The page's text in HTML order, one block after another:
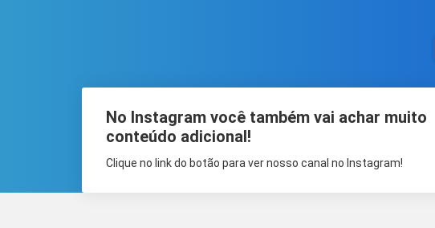
No Instagram você também vai achar muito
conteúdo adicional!
Clique no link do botão para ver nosso canal no Instagram!